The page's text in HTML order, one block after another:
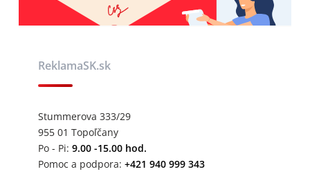
ReklamaSK.sk
Stummerova 333/29
955 01 Topoľčany
Po - Pi: 9.00 -15.00 hod.
Pomoc a podpora: +421 940 999 343